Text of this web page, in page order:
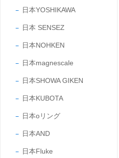
日本YOSHIKAWA
日本 SENSEZ
日本NOHKEN
日本magnescale
日本SHOWA GIKEN
日本KUBOTA
日本oリング
日本AND
日本Fluke